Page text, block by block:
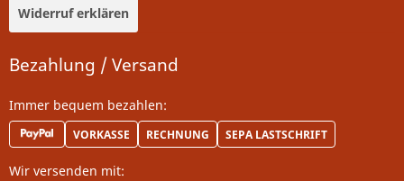
Widerruf erklären
Bezahlung / Versand
Immer bequem bezahlen:
VORKASSE RECHNUNG SEPA LASTSCHRIFT
Wir versenden mit: